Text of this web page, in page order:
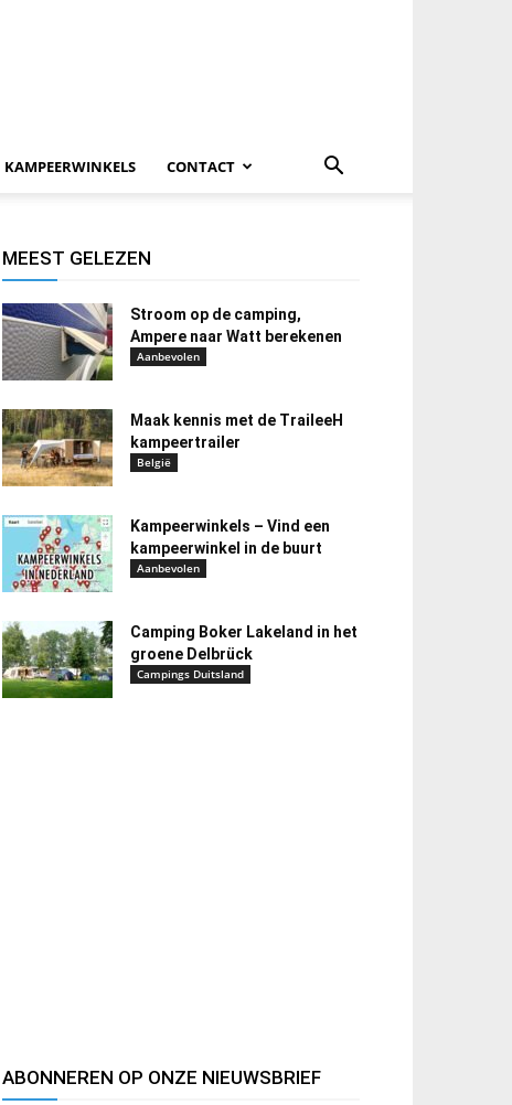
KAMPEERWINKELS CONTACT
MEEST GELEZEN
Stroom op de camping,
Ampere naar Watt berekenen
Aanbevolen
Maak kennis met de TraileeH
kampeertrailer
België
Kampeerwinkels – Vind een
kampeerwinkel in de buurt
Aanbevolen
Camping Boker Lakeland in het
groene Delbrück
Campings Duitsland
ABONNEREN OP ONZE NIEUWSBRIEF